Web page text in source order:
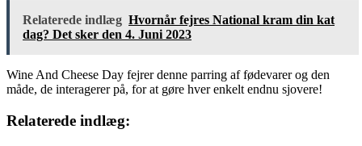
Relaterede indlæg Hvornår fejres National kram din kat
dag? Det sker den 4. Juni 2023
Wine And Cheese Day fejrer denne parring af fødevarer og den
måde, de interagerer på, for at gøre hver enkelt endnu sjovere!
Relaterede indlæg: